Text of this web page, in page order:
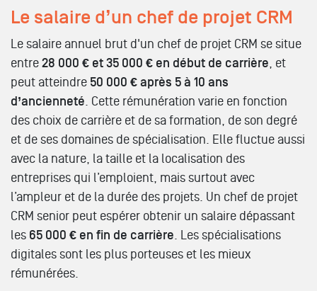
Le salaire d’un chef de projet CRM
Le salaire annuel brut d'un chef de projet CRM se situe
entre 28 000 € et 35 000 € en début de carrière, et
peut atteindre 50 000 € après 5 à 10 ans
d’ancienneté. Cette rémunération varie en fonction
des choix de carrière et de sa formation, de son degré
et de ses domaines de spécialisation. Elle fluctue aussi
avec la nature, la taille et la localisation des
entreprises qui l’emploient, mais surtout avec
l’ampleur et de la durée des projets. Un chef de projet
CRM senior peut espérer obtenir un salaire dépassant
les 65 000 € en fin de carrière. Les spécialisations
digitales sont les plus porteuses et les mieux
rémunérées.